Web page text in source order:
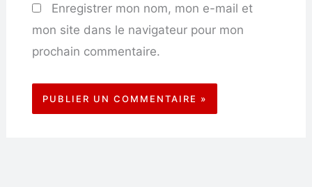
Enregistrer mon nom, mon e-mail et
mon site dans le navigateur pour mon
prochain commentaire.